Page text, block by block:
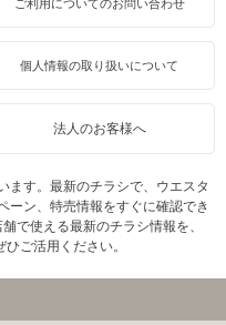
ご利用についてのお問い合わせ
個人情報の取り扱いについて
法人のお客様へ
ます。最新のチラシで、ウエスタ
ーン、特売情報をすぐに確認でき
で使える最新のチラシ情報を、
ご活用ください。